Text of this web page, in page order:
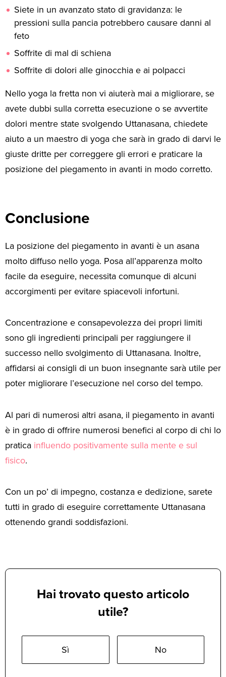
Siete in un avanzato stato di gravidanza: le
pressioni sulla pancia potrebbero causare danni al
feto
Soffrite di mal di schiena
Soffrite di dolori alle ginocchia e ai polpacci
Nello yoga la fretta non vi aiuterà mai a migliorare, se
avete dubbi sulla corretta esecuzione o se avvertite
dolori mentre state svolgendo Uttanasana, chiedete
aiuto a un maestro di yoga che sarà in grado di darvi le
giuste dritte per correggere gli errori e praticare la
posizione del piegamento in avanti in modo corretto.
Conclusione
La posizione del piegamento in avanti è un asana
molto diffuso nello yoga. Posa all’apparenza molto
facile da eseguire, necessita comunque di alcuni
accorgimenti per evitare spiacevoli infortuni.
Concentrazione e consapevolezza dei propri limiti
sono gli ingredienti principali per raggiungere il
successo nello svolgimento di Uttanasana. Inoltre,
affidarsi ai consigli di un buon insegnante sarà utile per
poter migliorare l’esecuzione nel corso del tempo.
Al pari di numerosi altri asana, il piegamento in avanti
è in grado di offrire numerosi benefici al corpo di chi lo
pratica influendo positivamente sulla mente e sul
fisico.
Con un po’ di impegno, costanza e dedizione, sarete
tutti in grado di eseguire correttamente Uttanasana
ottenendo grandi soddisfazioni.
Hai trovato questo articolo
utile?
Sì No